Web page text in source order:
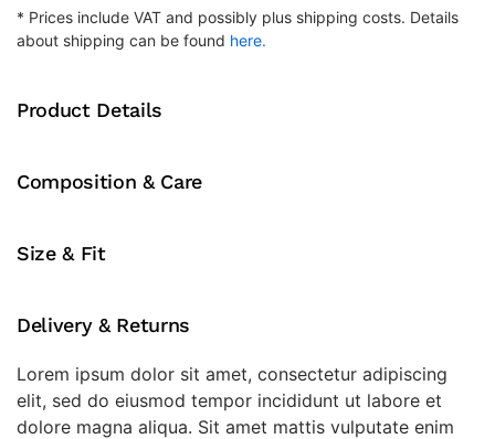
Bộ
Thể
Tròng
Nắng
Chống
Chặn
Khói
số
lượng
* Prices include VAT and possibly plus shipping costs. Details
about shipping can be found here.
Product Details
Composition & Care
Size & Fit
Delivery & Returns
Lorem ipsum dolor sit amet, consectetur adipiscing
elit, sed do eiusmod tempor incididunt ut labore et
dolore magna aliqua. Sit amet mattis vulputate enim